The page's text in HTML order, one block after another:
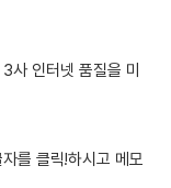
사 인터넷 품질을 미
를 클릭!하시고 메모